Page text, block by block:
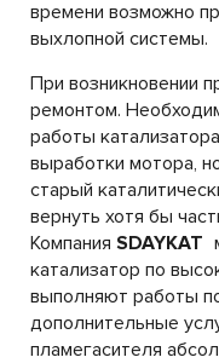
времени возможно
выхлопной системы.
При возникновении
ремонтом.
работы
выработки мотора,
старый
вернуть хотя бы
Компания SDAYKAT
катализатор по
выполняют работы
дополнительные
пламегасителя